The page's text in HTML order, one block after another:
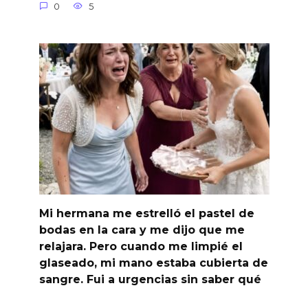
0 5
Mi hermana me estrelló el pastel de
bodas en la cara y me dijo que me
relajara. Pero cuando me limpié el
glaseado, mi mano estaba cubierta de
sangre. Fui a urgencias sin saber qué